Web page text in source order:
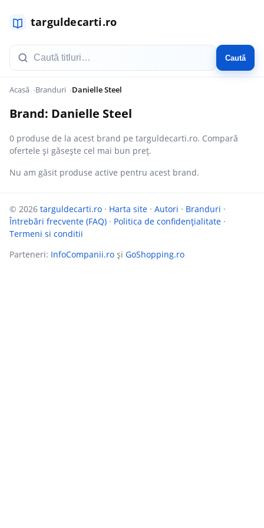
Caută
Acasă Branduri Danielle Steel
Brand: Danielle Steel
0 produse de la acest brand pe targuldecarti.ro. Compară
ofertele și găsește cel mai bun preț.
Nu am găsit produse active pentru acest brand.
© 2026 targuldecarti.ro · Harta site · Autori · Branduri ·
Întrebări frecvente (FAQ) · Politica de confidențialitate ·
Termeni si conditii
Parteneri: InfoCompanii.ro și GoShopping.ro